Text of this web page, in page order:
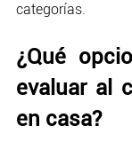
categorías.
¿Qué
evaluar al
en casa?